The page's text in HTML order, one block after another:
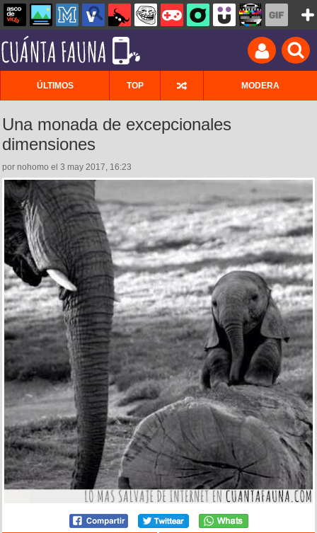
ÚLTIMOS TOP MODERA
Una monada de excepcionales
dimensiones
por nohomo el 3 may 2017, 16:23